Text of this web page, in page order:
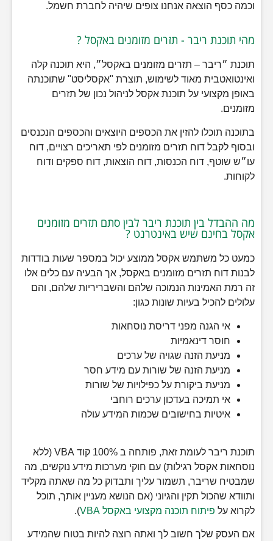
וכמה כסף הוצאה אנחנו צופים שיהיה לחברת חשמל.
מהי תוכנת ריבר - תזרים מזומנים באקסל ?
תוכנת ״ריבר – תזרים מזומנים באקסל״, היא תוכנה קלה
ואינטואטבית מאוד לשימוש, תוצרת "אקסליסט" שתוכנתה
באופן מקצועי על תוכנת אקסל לניהול נכון של תזרים
מזומנים.
בתוכנה תוכלו להזין את הכספים היוצאים והכספים הנכנסים
ובסוף לקבל דוח תזרים מזומנים לפי תאריכים רצויים, דוח
עו״ש שוטף, דוח הכנסות, דוח הוצאות, דוח ספקים ודוח
לקוחות.
מה ההבדל בין תוכנת ריבר לבין סתם תזרים מזומנים
אקסל בחינם שיש באינטרנט ?
כמעט כל משתמש אקסל ממוצע יכול במספר שעות בודדות
לבנות דוח תזרים מזומנים באקסל, אך הבעיה עם כלים אלו
זה רמת האמינות הנמוכה שלהם והשבריריות שלהם, והם
עלולים להכיל בעיות שונות כגון:
אי הגנה מפני דריסת נוסחאות
חוסר דינאמיות
מניעת הזנה שגויה של ערכים
מניעת הזנה של שורות עם מידע חסר
מניעת ביקורת על כפילויות של שורות
אי תמיכה בעדכון ערכים רוחבי
איטיות בחישובים שכמות המידע עולה
תוכנת ריבר לעומת זאת, פותחה ב 100% קוד VBA (ללא
נוסחאות אקסל רגילות) עם חוקי מערכות מידע נוקשים, מה
שמבטיח שריבר, תשמור עליך ותבדוק כל מה שאתה מקליד
ותוודא שהכול תקין והגיוני (אם הנושא מעניין אותך, תוכל
לקרוא על פיתוח תוכנה מקצועי באקסל VBA ).
אם העסק שלך חשוב לך ואתה רוצה להיות בטוח שהמידע